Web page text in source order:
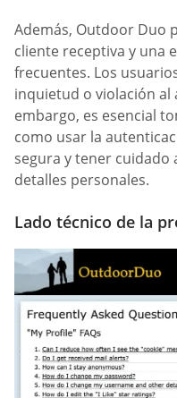
Además, Outdoor Duo
cliente receptiva y una
frecuentes. Los
inquietud o violación al
embargo, es esencial
como usar la
segura y tener
detalles personales.
Lado técnico de la